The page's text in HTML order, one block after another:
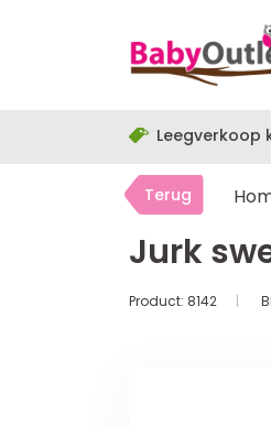
Leegverkoop
Terug
Jurk
Product: 8142